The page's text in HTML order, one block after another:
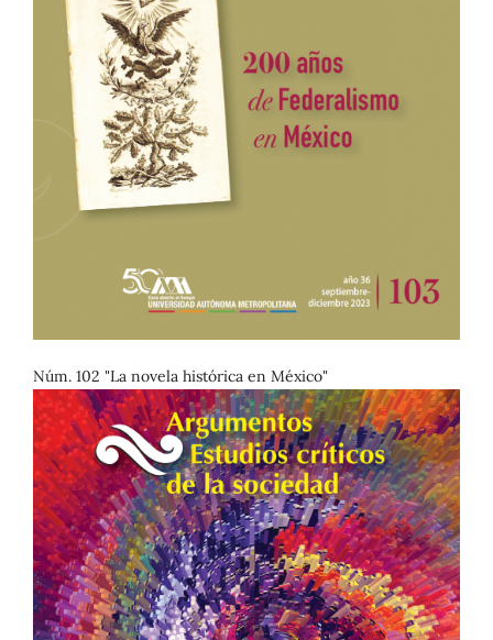
Núm. 102 "La novela histórica en México"